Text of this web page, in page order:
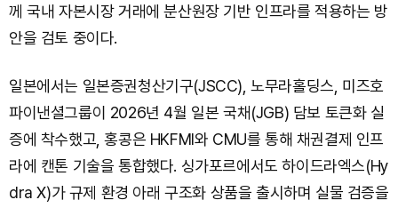
께 국내 자본시장 거래에 분산원장 기반 인프라를 적용하는 방
안을 검토 중이다.
일본에서는 일본증권청산기구(JSCC), 노무라홀딩스, 미즈호
파이낸셜그룹이 2026년 4월 일본 국채(JGB) 담보 토큰화 실
증에 착수했고, 홍콩은 HKFMI와 CMU를 통해 채권결제 인프
라에 캔톤 기술을 통합했다. 싱가포르에서도 하이드라엑스(Hy
dra X)가 규제 환경 아래 구조화 상품을 출시하며 실물 검증을